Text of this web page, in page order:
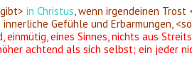
in Christus, wenn irgendeinen Trost
Gefühle und Erbarmungen,
einmütig, eines Sinnes, nichts aus
achtend als sich selbst; ein jeder